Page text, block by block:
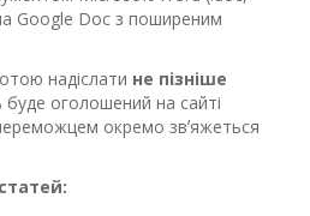
Google Doc з поширеним
надіслати не пізніше
оголошений на сайті
окремо звʼяжеться